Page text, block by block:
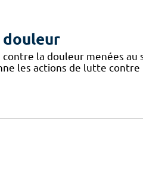
la douleur menées au
les actions de lutte